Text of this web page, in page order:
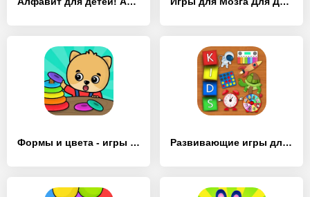
Формы и цвета - игры для детей - [Взлом/МОД Unlocked] Развивающие игры для детей 4 - [Взлом/МОД Меню]